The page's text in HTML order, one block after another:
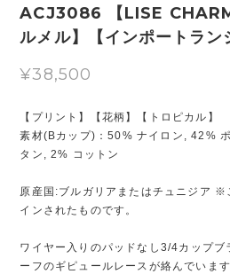
ACJ3086 【LISE
ルメル】【インポートラン
¥38,500
【プリント】【花柄】【トロピカル】
素材(Bカップ)：50% ナイロン, 42%
タン, 2% コットン
原産国:ブルガリアまたはチュニジア ※
インされたものです。
ワイヤー入りのパッドなし3/4カップブ
ーフのギピュールレースが絡んでいます